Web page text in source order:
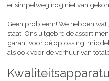
er simpelweg nog niet van
Geen probleem! We hebben
staat. Ons uitgebreide
garant voor dé oplossing,
als ook voor de verhuur van